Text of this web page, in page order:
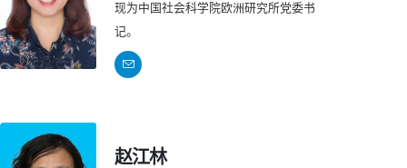
现为中国社会科学院欧洲研究所党委书
记。
赵江林